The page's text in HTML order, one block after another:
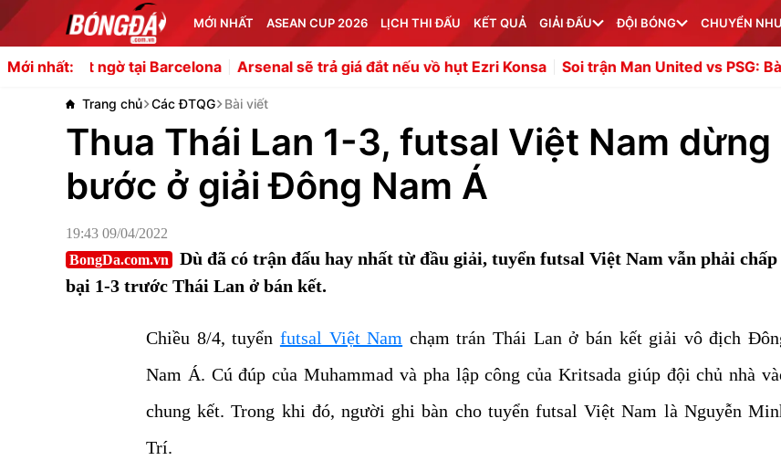
MỚI NHẤT ASEAN CUP 2026 LỊCH THI ĐẤU KẾT QUẢ GIẢI ĐẤU ĐỘI BÓNG CHUYỂN
Mới nhất:
tại Barcelona Arsenal sẽ trả giá đắt nếu vồ hụt Ezri Konsa Soi trận Man United vs PSG: Bài kiểm tra
Trang chủ Các ĐTQG Bài viết
Thua Thái Lan 1-3, futsal Việt Nam dừng
bước ở giải Đông Nam Á
19:43 09/04/2022
BongDa.com.vn
Dù đã có trận đấu hay nhất từ đầu giải, tuyển futsal Việt Nam vẫn phải
bại 1-3 trước Thái Lan ở bán kết.
Chiều 8/4, tuyển futsal Việt Nam chạm trán Thái Lan ở bán kết giải vô địch
Nam Á. Cú đúp của Muhammad và pha lập công của Kritsada giúp đội chủ nhà
chung kết. Trong khi đó, người ghi bàn cho tuyển futsal Việt Nam là Nguyễn
Trí.